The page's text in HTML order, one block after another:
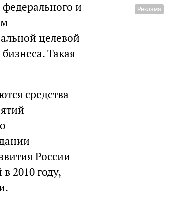
и
целевой
Такая
средства
России
2010 году,